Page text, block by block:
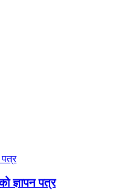
ज्ञापन पत्र